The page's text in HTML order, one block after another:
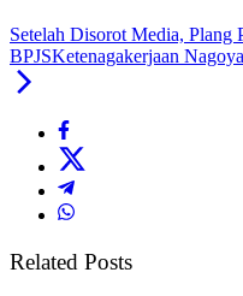
Setelah Disorot Media, Plang
BPJSKetenagakerjaan
Related Posts